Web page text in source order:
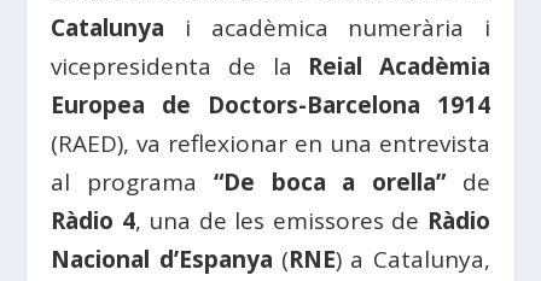
Catalunya i acadèmica numerària i
vicepresidenta de la Reial Acadèmia
Europea de Doctors-Barcelona 1914
(RAED), va reflexionar en una entrevista
al programa “De boca a orella”de
Ràdio 4, una de les emissores de Ràdio
Nacional d’Espanya (RNE) a Catalunya,